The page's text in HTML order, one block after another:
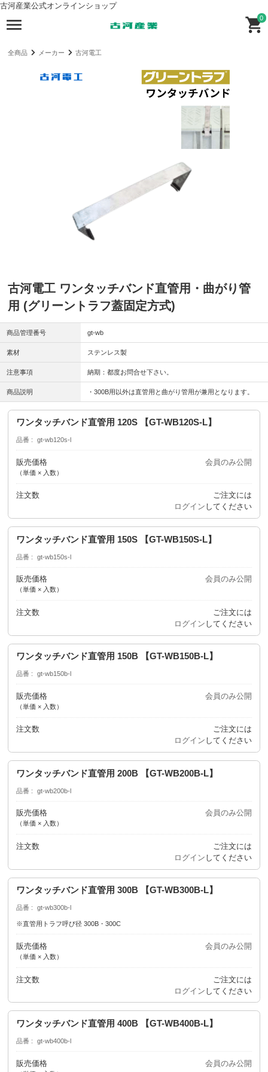
古河産業公式オンラインショップ
0
全商品 メーカー 古河電工
古河電工 ワンタッチバンド直管用・曲がり管
用 (グリーントラフ蓋固定方式)
商品管理番号 gt-wb
素材 ステンレス製
注意事項 納期：都度お問合せ下さい。
商品説明 ・300B用以外は直管用と曲がり管用が兼用となります。
ワンタッチバンド直管用 120S 【GT-WB120S-L】
品番 gt-wb120s-l
販売価格
（単価 × 入数）
会員のみ公開
注文数
ご注文には
ログイン してください
ワンタッチバンド直管用 150S 【GT-WB150S-L】
品番 gt-wb150s-l
販売価格
（単価 × 入数）
会員のみ公開
注文数
ご注文には
ログイン してください
ワンタッチバンド直管用 150B 【GT-WB150B-L】
品番 gt-wb150b-l
販売価格
（単価 × 入数）
会員のみ公開
注文数
ご注文には
ログイン してください
ワンタッチバンド直管用 200B 【GT-WB200B-L】
品番 gt-wb200b-l
販売価格
（単価 × 入数）
会員のみ公開
注文数
ご注文には
ログイン してください
ワンタッチバンド直管用 300B 【GT-WB300B-L】
品番 gt-wb300b-l
※直管用トラフ呼び径 300B・300C
販売価格
（単価 × 入数）
会員のみ公開
注文数
ご注文には
ログイン してください
ワンタッチバンド直管用 400B 【GT-WB400B-L】
品番 gt-wb400b-l
販売価格 会員のみ公開